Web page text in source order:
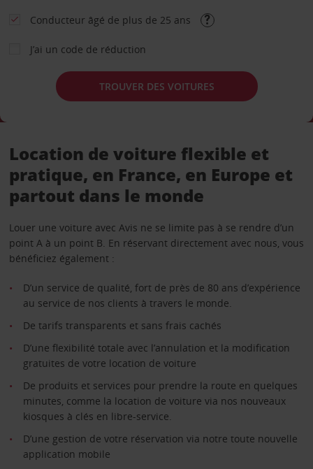
Conducteur âgé de plus de 25 ans
J’ai un code de réduction
TROUVER DES VOITURES
Location de voiture flexible et
pratique, en France, en Europe et
partout dans le monde
Louer une voiture avec Avis ne se limite pas à se rendre d’un
point A à un point B. En réservant directement avec nous, vous
bénéficiez également :
D’un service de qualité, fort de près de 80 ans d’expérience
au service de nos clients à travers le monde.
De tarifs transparents et sans frais cachés
D’une flexibilité totale avec l’annulation et la modification
gratuites de votre location de voiture
De produits et services pour prendre la route en quelques
minutes, comme la location de voiture via nos nouveaux
kiosques à clés en libre-service.
D’une gestion de votre réservation via notre toute nouvelle
application mobile